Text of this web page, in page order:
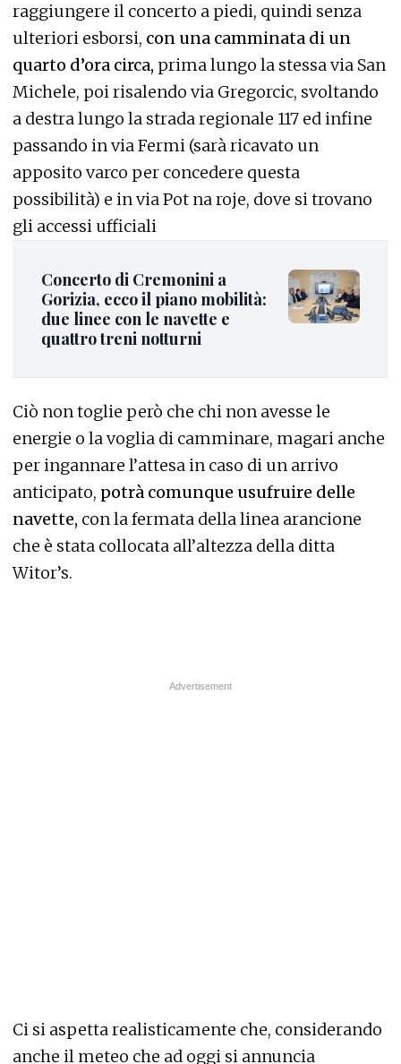
raggiungere il concerto a piedi, quindi senza
ulteriori esborsi, con una camminata di un
quarto d’ora circa, prima lungo la stessa via San
Michele, poi risalendo via Gregorcic, svoltando
a destra lungo la strada regionale 117 ed infine
passando in via Fermi (sarà ricavato un
apposito varco per concedere questa
possibilità) e in via Pot na roje, dove si trovano
gli accessi ufficiali
Concerto di Cremonini a
Gorizia, ecco il piano mobilità:
due linee con le navette e
quattro treni notturni
Ciò non toglie però che chi non avesse le
energie o la voglia di camminare, magari anche
per ingannare l’attesa in caso di un arrivo
anticipato, potrà comunque usufruire delle
navette, con la fermata della linea arancione
che è stata collocata all’altezza della ditta
Witor’s.
Ci si aspetta realisticamente che, considerando
anche il meteo che ad oggi si annuncia